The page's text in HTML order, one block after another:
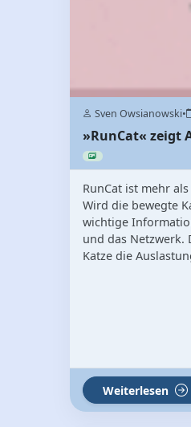
Sven Owsianowski•
»RunCat« zeigt
RunCat ist mehr
Wird die bewegte
wichtige
und das Netzwerk.
Katze die
Weiterlesen